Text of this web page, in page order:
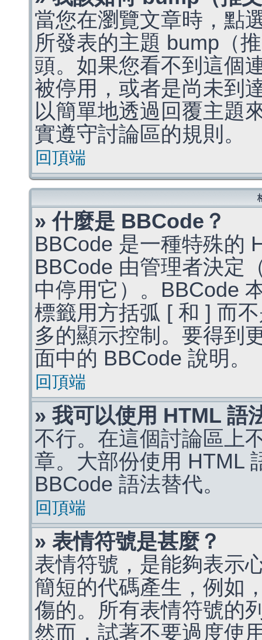
當您在瀏覽文章時，點
所發表的主題 bump（
頭。如果您看不到這個
被停用，或者是尚未到
以簡單地透過回覆主題
實遵守討論區的規則。
回頂端
» 什麼是 BBCode？
BBCode 是一種特殊的
BBCode 由管理者決定
中停用它）。BBCode
標籤用方括弧 [ 和 ] 而
多的顯示控制。要得到
面中的 BBCode 說明。
回頂端
» 我可以使用 HTML 語
不行。在這個討論區上
章。大部份使用 HTML
BBCode 語法替代。
回頂端
» 表情符號是甚麼？
表情符號，是能夠表示
簡短的代碼產生，例如
傷的。所有表情符號的
然而，試著不要過度使